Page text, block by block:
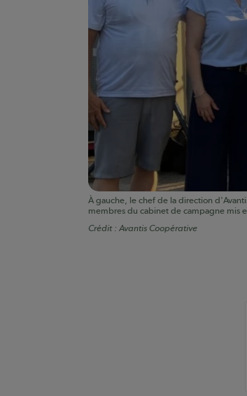
À gauche, le chef de la direction
membres du cabinet de campagne mis
Crédit : Avantis Coopérative